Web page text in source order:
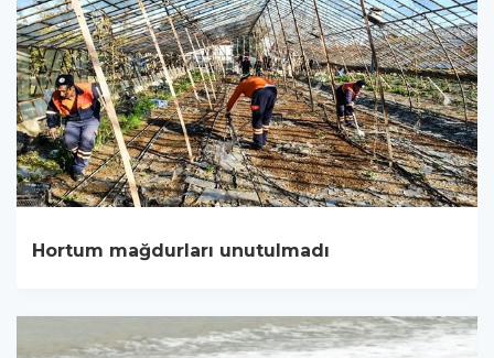
Hortum mağdurları unutulmadı